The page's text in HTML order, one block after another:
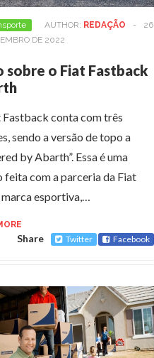
AUTHOR: REDAÇÃO -
26
DE 2022
sobre o Fiat Fastback
Fastback conta com três
sendo a versão de topo a
by Abarth”. Essa é uma
feita com a parceria da Fiat
esportiva,…
Share Twitter Facebook